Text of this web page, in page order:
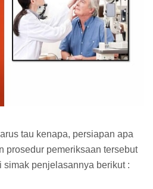
tau kenapa, persiapan apa
prosedur pemeriksaan tersebut
simak penjelasannya berikut :